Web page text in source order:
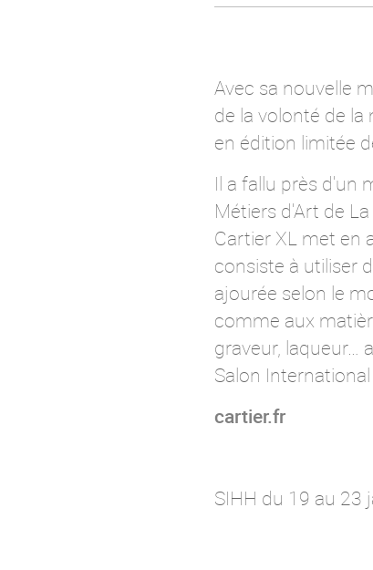
Avec sa nouvelle
de la volonté de la
en édition limitée
Il a fallu près d'un
Métiers d'Art de
Cartier XL met en
consiste à utiliser
ajourée selon le
comme aux
graveur, laqueur…
Salon
cartier.fr
SIHH du 19 au 23